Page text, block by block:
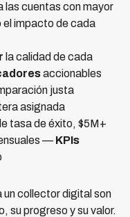
las cuentas con mayor
el impacto de cada
la calidad de cada
accionables
justa
asignada
tasa de éxito, $5M+
— KPIs
un collector digital son
su progreso y su valor.